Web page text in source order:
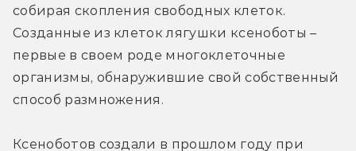
собирая скопления свободных клеток.
Созданные из клеток лягушки ксеноботы –
первые в своем роде многоклеточные
организмы, обнаружившие свой собственный
способ размножения.
Ксеноботов создали в прошлом году при